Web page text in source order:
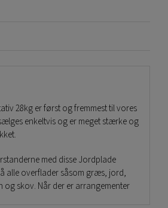
28kg er først og fremmest til vores
enkeltvis og er meget stærke og
med disse Jordplade
alle overflader såsom græs, jord,
og skov. Når der er arrangementer